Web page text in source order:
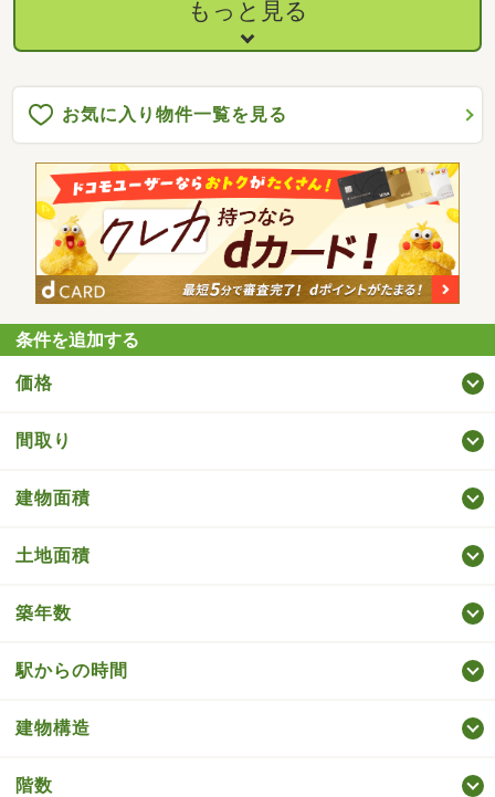
もっと見る
お気に入り物件一覧を見る
条件を追加する
価格
間取り
建物面積
土地面積
築年数
駅からの時間
建物構造
階数